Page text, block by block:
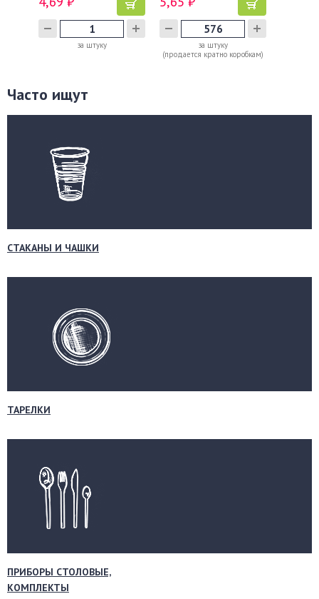
за штуку
за штуку
(продается кратно коробкам)
Часто ищут
СТАКАНЫ И ЧАШКИ
ТАРЕЛКИ
ПРИБОРЫ СТОЛОВЫЕ,
КОМПЛЕКТЫ